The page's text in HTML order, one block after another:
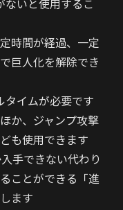
ないと使用するこ
時間が経過、一定
巨人化を解除でき
タイムが必要です
か、ジャンプ攻撃
も使用できます
手できない代わり
ことができる「進
ます